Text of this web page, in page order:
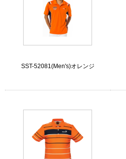
SST-52081(Men's)オレンジ